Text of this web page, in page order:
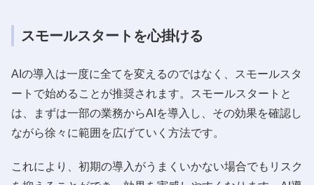
スモールスタートを心掛ける
AIの導入は一度に全てを変えるのではなく、スモールスタ
ートで始めることが推奨されます。スモールスタートと
は、まずは一部の業務からAIを導入し、その効果を確認し
ながら徐々に範囲を広げていく方法です。
これにより、初期の導入がうまくいかない場合でもリスク